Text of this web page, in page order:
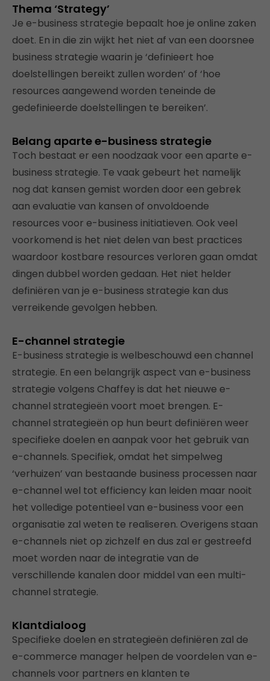
Thema ‘Strategy’
Je e-business strategie bepaalt hoe je online zaken
doet. En in die zin wijkt het niet af van een doorsnee
business strategie waarin je ‘definieert hoe
doelstellingen bereikt zullen worden’ of ‘hoe
resources aangewend worden teneinde de
gedefinieerde doelstellingen te bereiken’.
Belang aparte e-business strategie
Toch bestaat er een noodzaak voor een aparte e-
business strategie. Te vaak gebeurt het namelijk
nog dat kansen gemist worden door een gebrek
aan evaluatie van kansen of onvoldoende
resources voor e-business initiatieven. Ook veel
voorkomend is het niet delen van best practices
waardoor kostbare resources verloren gaan omdat
dingen dubbel worden gedaan. Het niet helder
definiëren van je e-business strategie kan dus
verreikende gevolgen hebben.
E-channel strategie
E-business strategie is welbeschouwd een channel
strategie. En een belangrijk aspect van e-business
strategie volgens Chaffey is dat het nieuwe e-
channel strategieën voort moet brengen. E-
channel strategieën op hun beurt definiëren weer
specifieke doelen en aanpak voor het gebruik van
e-channels. Specifiek, omdat het simpelweg
‘verhuizen’ van bestaande business processen naar
e-channel wel tot efficiency kan leiden maar nooit
het volledige potentieel van e-business voor een
organisatie zal weten te realiseren. Overigens staan
e-channels niet op zichzelf en dus zal er gestreefd
moet worden naar de integratie van de
verschillende kanalen door middel van een multi-
channel strategie.
Klantdialoog
Specifieke doelen en strategieën definiëren zal de
e-commerce manager helpen de voordelen van e-
channels voor partners en klanten te